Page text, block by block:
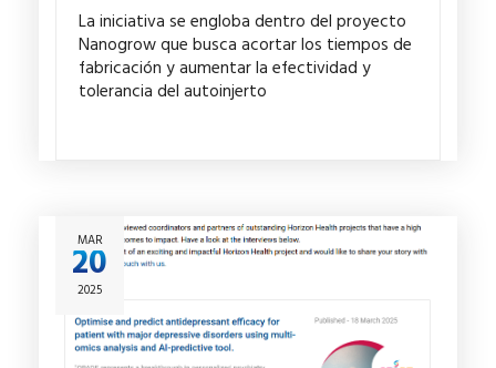
La iniciativa se engloba dentro del proyecto
Nanogrow que busca acortar los tiempos de
fabricación y aumentar la efectividad y
tolerancia del autoinjerto
MAR
20
2025